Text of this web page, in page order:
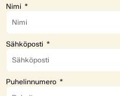
Nimi
Sähköposti
Puhelinnumero